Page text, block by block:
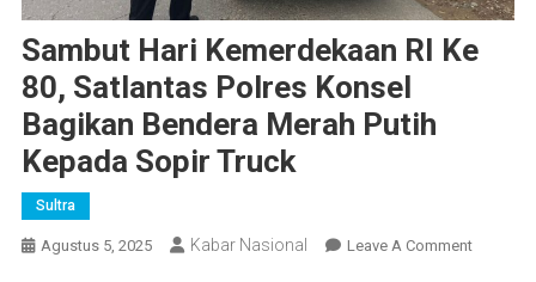
Sambut Hari Kemerdekaan RI Ke
80, Satlantas Polres Konsel
Bagikan Bendera Merah Putih
Kepada Sopir Truck
Sultra
Agustus 5, 2025 Kabar Nasional Leave A CommentOn